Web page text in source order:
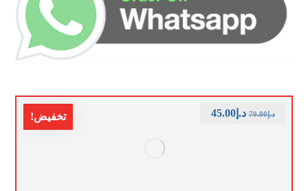
تخفيض! د.إ70.00 د.إ45.00